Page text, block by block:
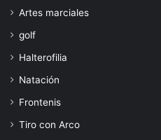
Artes marciales
golf
Halterofilia
Natación
Frontenis
Tiro con Arco